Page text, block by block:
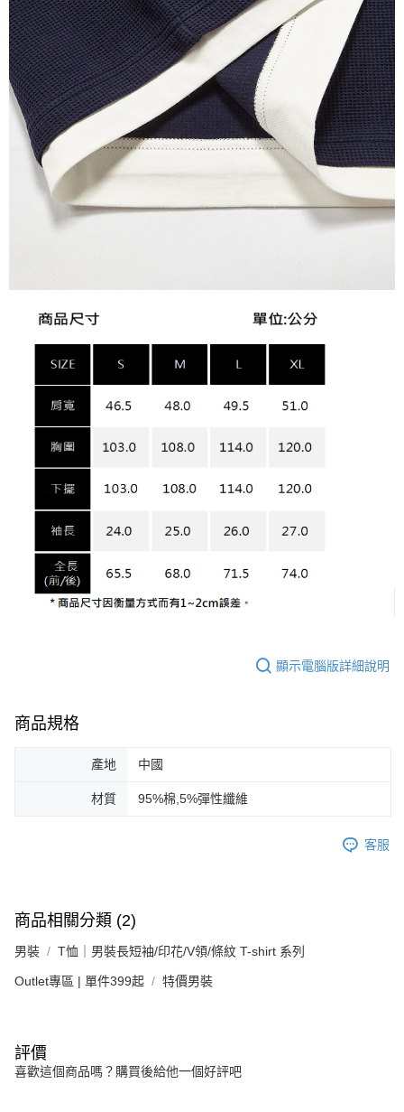
顯示電腦版詳細說明
商品規格
產地 中國
材質 95%棉,5%彈性纖維
客服
商品相關分類 (2)
男裝 T恤｜男裝長短袖/印花/V領/條紋 T-shirt 系列
Outlet專區 | 單件399起 特價男裝
評價
喜歡這個商品嗎？購買後給他一個好評吧